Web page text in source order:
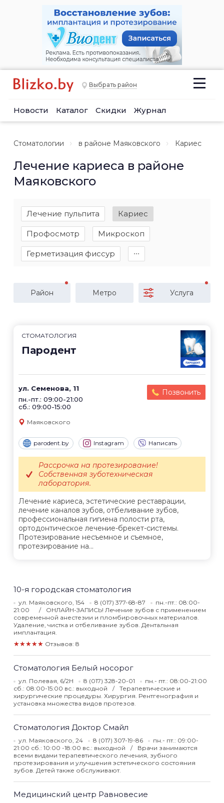
Выбрать район
Новости Каталог Скидки Журнал
Стоматологии в районе Маяковского Кариес
Лечение кариеса в районе
Маяковского
Лечение пульпита Кариес
Профосмотр Микроскоп
Герметизация фиссур ∙∙∙
Район Метро Услуга
СТОМАТОЛОГИЯ
Пародент
ул. Семенова, 11
пн.-пт.: 09:00-21:00
сб.: 09:00-15:00
Позвонить
Маяковского
parodent.by Instagram Написать
Лечение кариеса, эстетические реставрации,
лечение каналов зубов, отбеливание зубов,
профессиональная гигиена полости рта,
ортодонтическое лечение-брекет-системы.
Протезирование несъемное и съемное,
протезирование на...
Рассрочка на протезирование!
Собственная зуботехническая
лаборатория.
10-я городская стоматология
ул. Маяковского, 154 8 (017) 377-68-87
пн.-пт.: 08:00-
21:00
ОНЛАЙН-ЗАПИСЬ! Лечение зубов с применением
современной анестезии и пломбировочных материалов.
Удаление, чистка и отбеливание зубов. Дентальная
имплантация.
★★★★★ Отзывов: 8
Стоматология Белый носорог
ул. Полевая, 6/2Н 8 (017) 328-20-01
пн.- пт.: 08:00-21:00
сб.: 08:00-15:00 вс.: выходной
Терапевтические и
хирургические процедуры. Хирургия. Рентгенография и
установка множества видов протезов.
Стоматология Доктор Смайл
ул. Маяковского, 24 8 (017) 307-19-86
пн.- пт.: 09:00-
21:00 сб.: 10:00 -18:00 вс.: выходной
Врачи занимаются
всеми видами терапевтического лечения, зубного
протезирования и улучшения эстетического состояния
зубов. Детей также обслуживают.
Медицинский центр Равновесие